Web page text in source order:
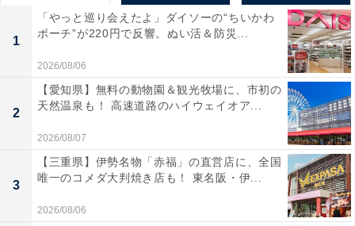
1
「やっと巡り会えたよ」ダイソーの“ちいかわ
ポーチ”が220円で反響。ぬい活＆防災...
2026/08/06
2
【愛知県】無料の動物園＆観光牧場に、市初の
天然温泉も！ 高速道路のハイウェイオア...
2026/08/07
3
【三重県】伊勢名物「赤福」の直営店に、全国
唯一のコメダ大判焼き店も！ 東名阪・伊...
2026/08/06